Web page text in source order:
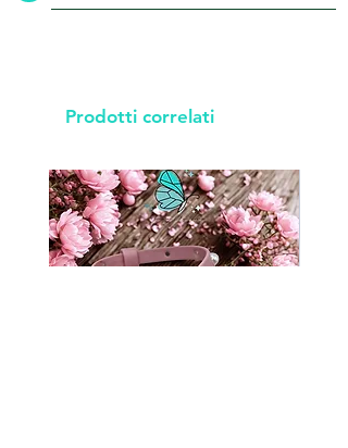
Prodotti correlati